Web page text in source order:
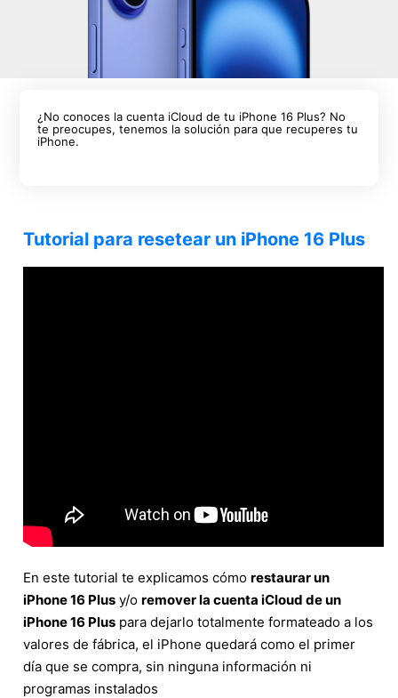
¿No conoces la cuenta iCloud de tu iPhone 16 Plus? No
te preocupes, tenemos la solución para que recuperes tu
iPhone.
Tutorial para resetear un iPhone 16 Plus
En este tutorial te explicamos cómo restaurar un
iPhone 16 Plus y/o remover la cuenta iCloud de un
iPhone 16 Plus para dejarlo totalmente formateado a los
valores de fábrica, el iPhone quedará como el primer
día que se compra, sin ninguna información ni
programas instalados